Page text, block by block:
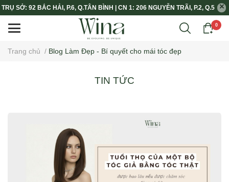
TRỤ SỞ: 92 BẮC HẢI, P.6, Q.TÂN BÌNH | CN 1: 206 NGUYỄN TRÃI, P.2, Q.5
0
Trang chủ / Blog Làm Đẹp - Bí quyết cho mái tóc đẹp
TIN TỨC